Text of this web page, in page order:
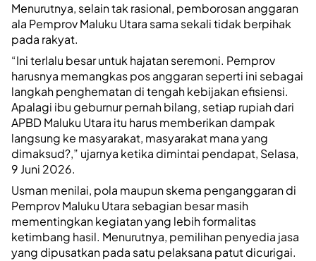
Menurutnya, selain tak rasional, pemborosan anggaran
ala Pemprov Maluku Utara sama sekali tidak berpihak
pada rakyat.
“Ini terlalu besar untuk hajatan seremoni. Pemprov
harusnya memangkas pos anggaran seperti ini sebagai
langkah penghematan di tengah kebijakan efisiensi.
Apalagi ibu geburnur pernah bilang, setiap rupiah dari
APBD Maluku Utara itu harus memberikan dampak
langsung ke masyarakat, masyarakat mana yang
dimaksud?,” ujarnya ketika dimintai pendapat, Selasa,
9 Juni 2026.
Usman menilai, pola maupun skema penganggaran di
Pemprov Maluku Utara sebagian besar masih
mementingkan kegiatan yang lebih formalitas
ketimbang hasil. Menurutnya, pemilihan penyedia jasa
yang dipusatkan pada satu pelaksana patut dicurigai.